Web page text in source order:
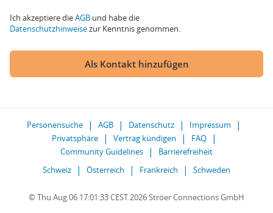
Ich akzeptiere dieAGB und habe die
Datenschutzhinweisezur Kenntnis genommen.
Als Kontakt hinzufügen
Personensuche AGB Datenschutz
Impressum
Privatsphäre
Vertrag kündigen
FAQ
Community Guidelines
Barrierefreiheit
Schweiz
Österreich Frankreich Schweden
© Thu Aug 06 17:01:33 CEST 2026 Ströer Connections GmbH